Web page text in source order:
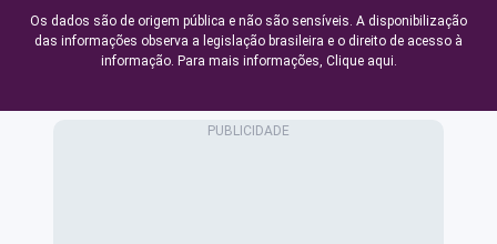
Os dados são de origem pública e não são sensíveis. A disponibilização
das informações observa a legislação brasileira e o direito de acesso à
informação. Para mais informações, Clique aqui.